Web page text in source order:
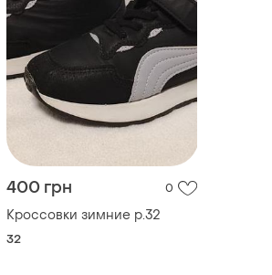
400 грн 0
Кроссовки зимние р.32
32